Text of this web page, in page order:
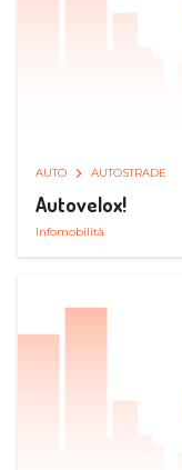
AUTO AUTOSTRADE
Autovelox!
Infomobilità